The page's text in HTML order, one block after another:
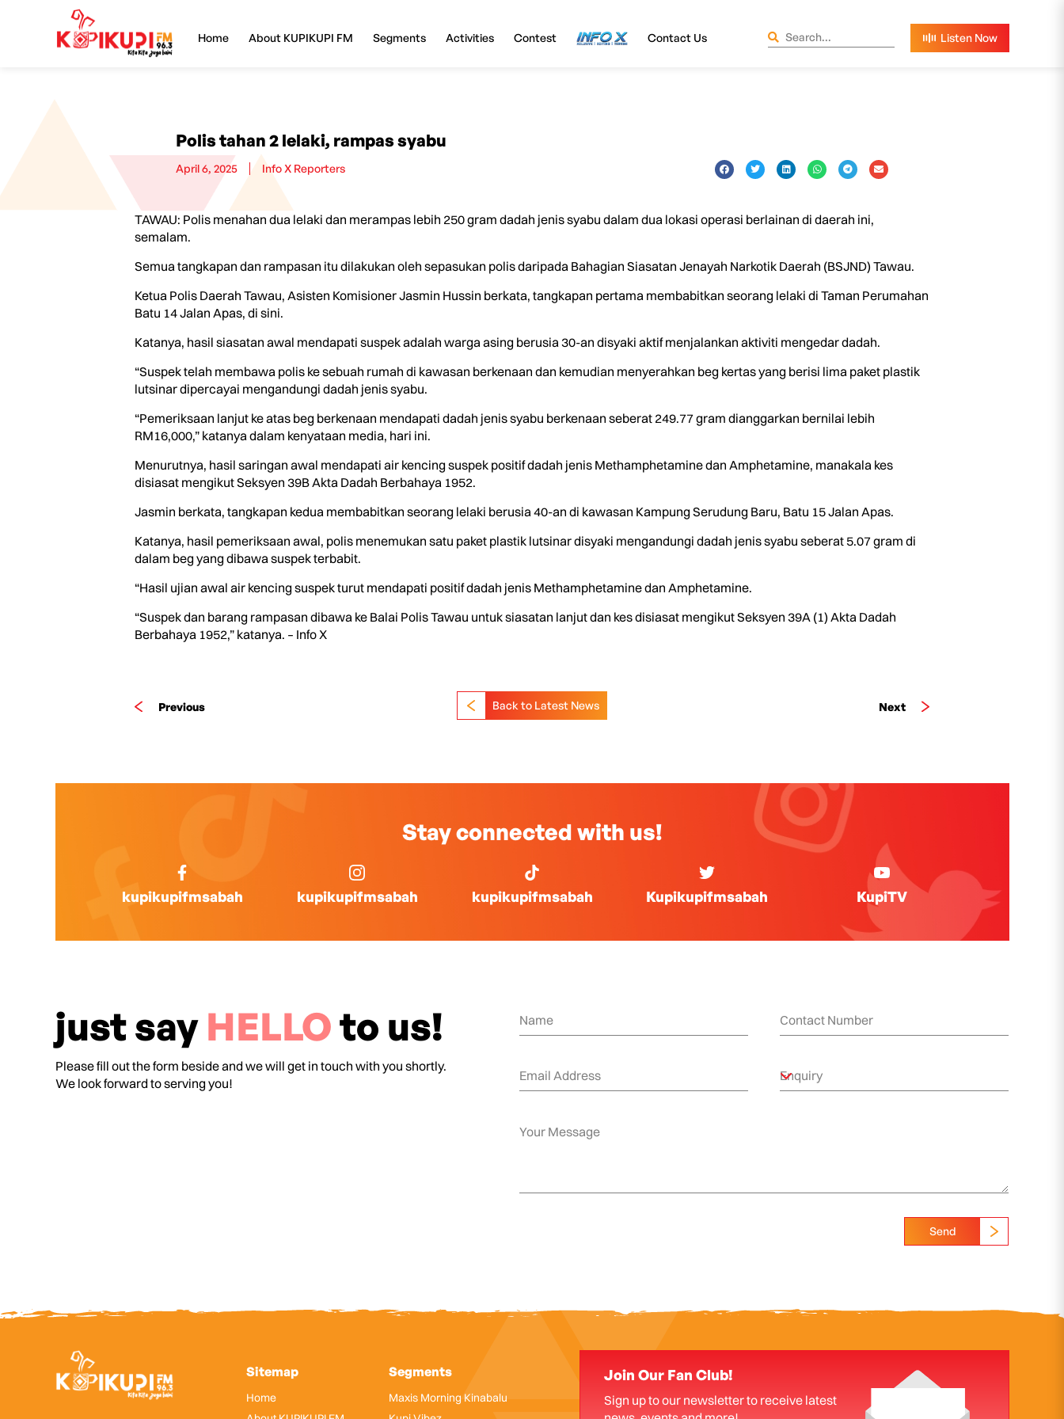
Home About KUPIKUPI FM Segments Activities Contest InfoX Contact Us
Polis tahan 2 lelaki, rampas syabu
April 6, 2025 Info X Reporters
TAWAU: Polis menahan dua lelaki dan merampas lebih 250 gram dadah jenis syabu dalam dua lokasi operasi berlainan di daerah ini,
semalam.
Semua tangkapan dan rampasan itu dilakukan oleh sepasukan polis daripada Bahagian Siasatan Jenayah Narkotik Daerah (BSJND) Tawau.
Ketua Polis Daerah Tawau, Asisten Komisioner Jasmin Hussin berkata, tangkapan pertama membabitkan seorang lelaki di Taman Perumahan
Batu 14 Jalan Apas, di sini.
Katanya, hasil siasatan awal mendapati suspek adalah warga asing berusia 30-an disyaki aktif menjalankan aktiviti mengedar dadah.
“Suspek telah membawa polis ke sebuah rumah di kawasan berkenaan dan kemudian menyerahkan beg kertas yang berisi lima paket plastik
lutsinar dipercayai mengandungi dadah jenis syabu.
“Pemeriksaan lanjut ke atas beg berkenaan mendapati dadah jenis syabu berkenaan seberat 249.77 gram dianggarkan bernilai lebih
RM16,000,” katanya dalam kenyataan media, hari ini.
Menurutnya, hasil saringan awal mendapati air kencing suspek positif dadah jenis Methamphetamine dan Amphetamine, manakala kes
disiasat mengikut Seksyen 39B Akta Dadah Berbahaya 1952.
Jasmin berkata, tangkapan kedua membabitkan seorang lelaki berusia 40-an di kawasan Kampung Serudung Baru, Batu 15 Jalan Apas.
Katanya, hasil pemeriksaan awal, polis menemukan satu paket plastik lutsinar disyaki mengandungi dadah jenis syabu seberat 5.07 gram di
dalam beg yang dibawa suspek terbabit.
“Hasil ujian awal air kencing suspek turut mendapati positif dadah jenis Methamphetamine dan Amphetamine.
“Suspek dan barang rampasan dibawa ke Balai Polis Tawau untuk siasatan lanjut dan kes disiasat mengikut Seksyen 39A (1) Akta Dadah
Berbahaya 1952,” katanya. – Info X
Previous Next
Back to Latest News
Stay connected with us!
kupikupifmsabah kupikupifmsabah kupikupifmsabah Kupikupifmsabah KupiTV
just say HELLOto us!
Please fill out the form beside and we will get in touch with you shortly.
We look forward to serving you!
Send
Sitemap
Home
Segments
Maxis Morning Kinabalu
Join Our Fan Club!
Sign up to our newsletter to receive latest